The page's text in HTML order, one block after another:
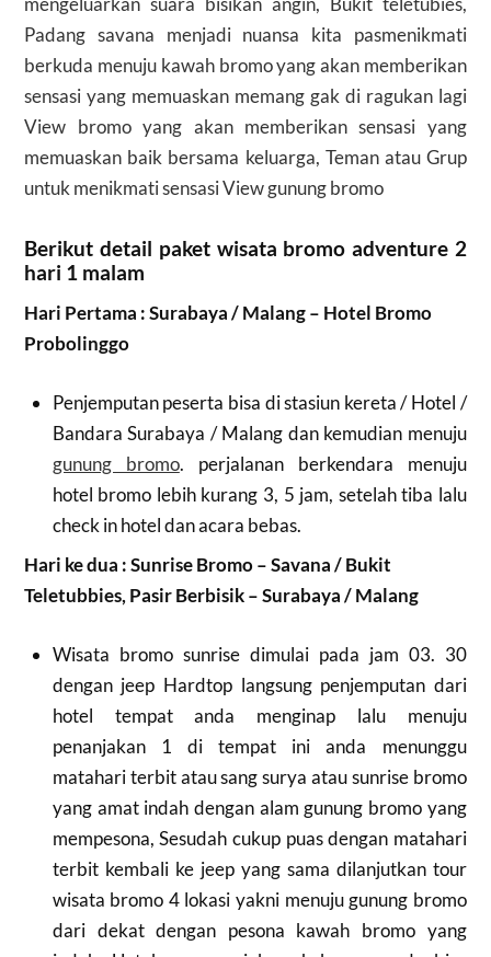
Padang savana menjadi nuansa kita pasmenikmati
berkuda menuju kawah bromo yang akan memberikan
sensasi yang memuaskan memang gak di ragukan lagi
View bromo yang akan memberikan sensasi yang
memuaskan baik bersama keluarga, Teman atau Grup
untuk menikmati sensasiView gunung bromo
Berikut detail paket wisata bromo adventure 2
hari 1 malam
Hari Pertama : Surabaya / Malang – Hotel Bromo
Probolinggo
Penjemputan peserta bisa di stasiun kereta / Hotel /
Bandara Surabaya / Malang dan kemudian menuju
gunung bromo. perjalanan berkendara menuju
hotel bromo lebih kurang 3, 5 jam, setelah tiba lalu
check in hotel dan acara bebas.
Hari ke dua : Sunrise Bromo – Savana / Bukit
Teletubbies, Pasir Berbisik – Surabaya / Malang
Wisata bromo sunrise dimulai pada jam 03. 30
dengan jeep Hardtop langsung penjemputan dari
hotel tempat anda menginap lalu menuju
penanjakan 1 di tempat ini anda menunggu
matahari terbit atau sang surya atau sunrise bromo
yang amat indah dengan alam gunung bromo yang
mempesona, Sesudah cukup puas dengan matahari
terbit kembali ke jeep yang sama dilanjutkan tour
wisata bromo 4 lokasi yakni menuju gunung bromo
dari dekat dengan pesona kawah bromo yang